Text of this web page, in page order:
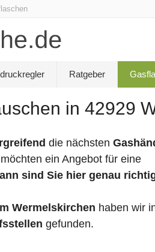
Ratgeber
in 42929
die nächsten
ein Angebot für eine
sind Sie hier genau
Wermelskirchen haben wir
gefunden.